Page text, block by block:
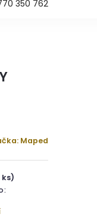
350 762
Maped
ks)